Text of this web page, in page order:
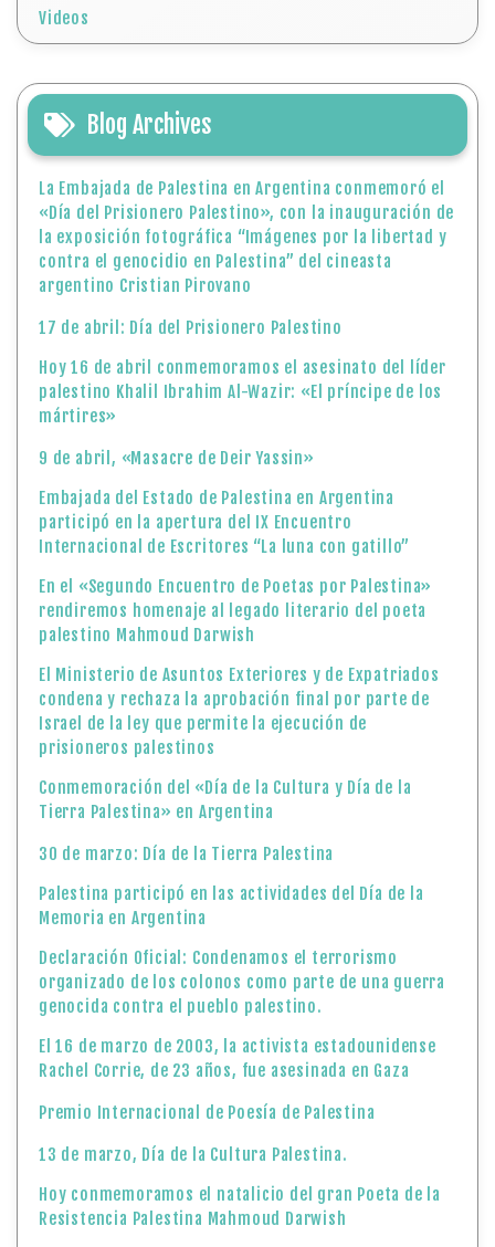
Videos
Blog Archives
La Embajada de Palestina en Argentina conmemoró el
«Día del Prisionero Palestino», con la inauguración de
la exposición fotográfica “Imágenes por la libertad y
contra el genocidio en Palestina” del cineasta
argentino Cristian Pirovano
17 de abril: Día del Prisionero Palestino
Hoy 16 de abril conmemoramos el asesinato del líder
palestino Khalil Ibrahim Al-Wazir: «El príncipe de los
mártires»
9 de abril, «Masacre de Deir Yassin»
Embajada del Estado de Palestina en Argentina
participó en la apertura del IX Encuentro
Internacional de Escritores “La luna con gatillo”
En el «Segundo Encuentro de Poetas por Palestina»
rendiremos homenaje al legado literario del poeta
palestino Mahmoud Darwish
El Ministerio de Asuntos Exteriores y de Expatriados
condena y rechaza la aprobación final por parte de
Israel de la ley que permite la ejecución de
prisioneros palestinos
Conmemoración del «Día de la Cultura y Día de la
Tierra Palestina» en Argentina
30 de marzo: Día de la Tierra Palestina
Palestina participó en las actividades del Día de la
Memoria en Argentina
Declaración Oficial: Condenamos el terrorismo
organizado de los colonos como parte de una guerra
genocida contra el pueblo palestino.
El 16 de marzo de 2003, la activista estadounidense
Rachel Corrie, de 23 años, fue asesinada en Gaza
Premio Internacional de Poesía de Palestina
13 de marzo, Día de la Cultura Palestina.
Hoy conmemoramos el natalicio del gran Poeta de la
Resistencia Palestina Mahmoud Darwish